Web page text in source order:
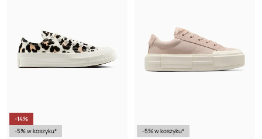
-14%
-5% w koszyku*
-5% w koszyku*